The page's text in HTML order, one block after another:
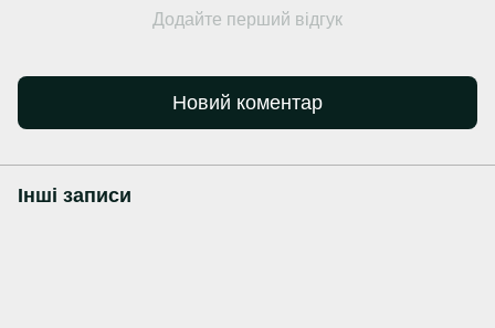
Додайте перший відгук
Новий коментар
Інші записи